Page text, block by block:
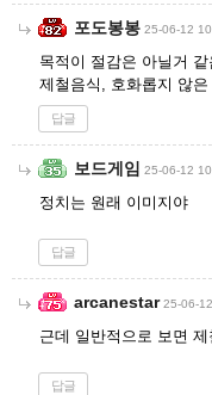
포도봉봉 25-06-12
목적이 절감은 아닐거 같
제철음식, 호화롭지 않
답글
보드게임 25-06-12
정치는 원래 이미지야
답글
arcanestar 25-06-
근데 일반적으로 보면
답글